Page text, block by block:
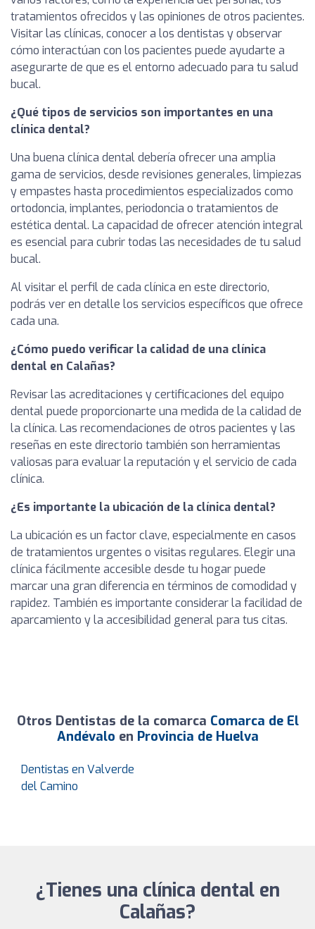
tratamientos ofrecidos y las opiniones de otros pacientes.
Visitar las clínicas, conocer a los dentistas y observar
cómo interactúan con los pacientes puede ayudarte a
asegurarte de que es el entorno adecuado para tu salud
bucal.
¿Qué tipos de servicios son importantes en una
clínica dental?
Una buena clínica dental debería ofrecer una amplia
gama de servicios, desde revisiones generales, limpiezas
y empastes hasta procedimientos especializados como
ortodoncia, implantes, periodoncia o tratamientos de
estética dental. La capacidad de ofrecer atención integral
es esencial para cubrir todas las necesidades de tu salud
bucal.
Al visitar el perfil de cada clínica en este directorio,
podrás ver en detalle los servicios específicos que ofrece
cada una.
¿Cómo puedo verificar la calidad de una clínica
dental en Calañas?
Revisar las acreditaciones y certificaciones del equipo
dental puede proporcionarte una medida de la calidad de
la clínica. Las recomendaciones de otros pacientes y las
reseñas en este directorio también son herramientas
valiosas para evaluar la reputación y el servicio de cada
clínica.
¿Es importante la ubicación de la clínica dental?
La ubicación es un factor clave, especialmente en casos
de tratamientos urgentes o visitas regulares. Elegir una
clínica fácilmente accesible desde tu hogar puede
marcar una gran diferencia en términos de comodidad y
rapidez. También es importante considerar la facilidad de
aparcamiento y la accesibilidad general para tus citas.
Otros Dentistas de la comarca Comarca de El
Andévalo en Provincia de Huelva
Dentistas en Valverde
del Camino
¿Tienes una clínica dental en
Calañas?